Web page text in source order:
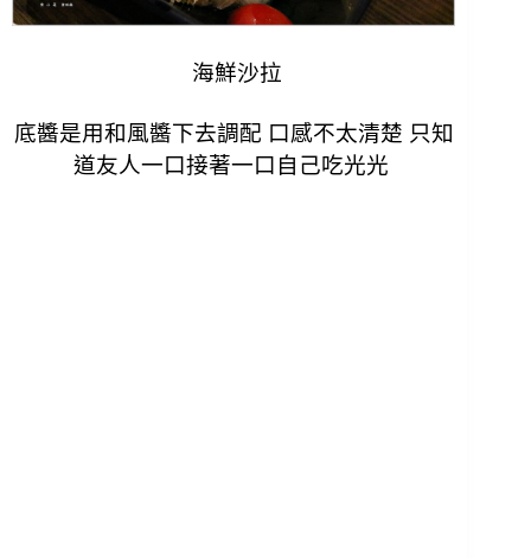
海鮮沙拉
底醬是用和風醬下去調配 口感不太清楚 只知
道友人一口接著一口自己吃光光